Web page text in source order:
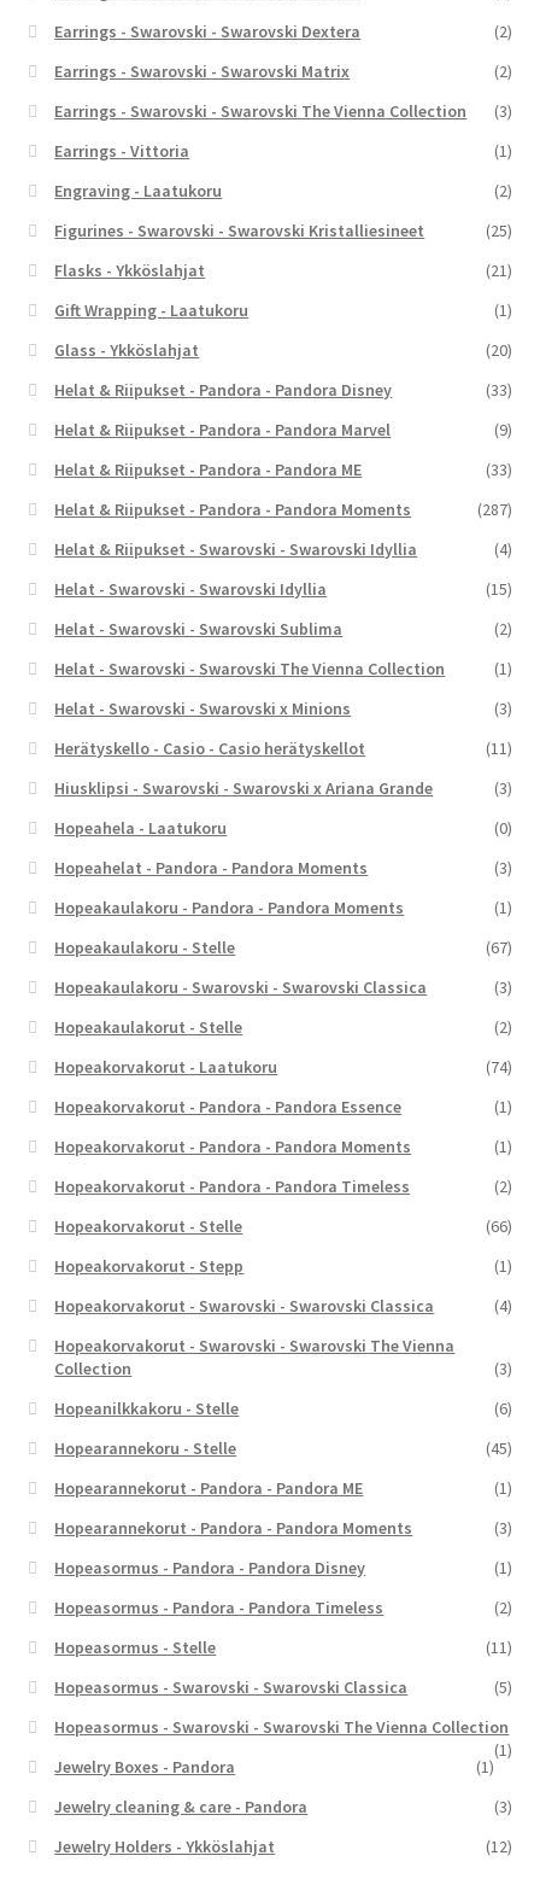
Earrings - Swarovski - Swarovski Dextera
(2)
Earrings - Swarovski - Swarovski Matrix
(2)
Earrings - Swarovski - Swarovski The Vienna Collection
(3)
Earrings - Vittoria
(1)
Engraving - Laatukoru
(2)
Figurines - Swarovski - Swarovski Kristalliesineet
(25)
Flasks - Ykköslahjat
(21)
Gift Wrapping - Laatukoru
(1)
Glass - Ykköslahjat
(20)
Helat & Riipukset - Pandora - Pandora Disney
(33)
Helat & Riipukset - Pandora - Pandora Marvel
(9)
Helat & Riipukset - Pandora - Pandora ME
(33)
Helat & Riipukset - Pandora - Pandora Moments
(287)
Helat & Riipukset - Swarovski - Swarovski Idyllia
(4)
Helat - Swarovski - Swarovski Idyllia
(15)
Helat - Swarovski - Swarovski Sublima
(2)
Helat - Swarovski - Swarovski The Vienna Collection
(1)
Helat - Swarovski - Swarovski x Minions
(3)
Herätyskello - Casio - Casio herätyskellot
(11)
Hiusklipsi - Swarovski - Swarovski x Ariana Grande
(3)
Hopeahela - Laatukoru
(0)
Hopeahelat - Pandora - Pandora Moments
(3)
Hopeakaulakoru - Pandora - Pandora Moments
(1)
Hopeakaulakoru - Stelle
(67)
Hopeakaulakoru - Swarovski - Swarovski Classica
(3)
Hopeakaulakorut - Stelle
(2)
Hopeakorvakorut - Laatukoru
(74)
Hopeakorvakorut - Pandora - Pandora Essence
(1)
Hopeakorvakorut - Pandora - Pandora Moments
(1)
Hopeakorvakorut - Pandora - Pandora Timeless
(2)
Hopeakorvakorut - Stelle
(66)
Hopeakorvakorut - Stepp
(1)
Hopeakorvakorut - Swarovski - Swarovski Classica
(4)
Hopeakorvakorut - Swarovski - Swarovski The Vienna
Collection
(3)
Hopeanilkkakoru - Stelle
(6)
Hopearannekoru - Stelle
(45)
Hopearannekorut - Pandora - Pandora ME
(1)
Hopearannekorut - Pandora - Pandora Moments
(3)
Hopeasormus - Pandora - Pandora Disney
(1)
Hopeasormus - Pandora - Pandora Timeless
(2)
Hopeasormus - Stelle
(11)
Hopeasormus - Swarovski - Swarovski Classica
(5)
Hopeasormus - Swarovski - Swarovski The Vienna Collection
(1)
Jewelry Boxes - Pandora
(1)
Jewelry cleaning & care - Pandora
(3)
Jewelry Holders - Ykköslahjat
(12)